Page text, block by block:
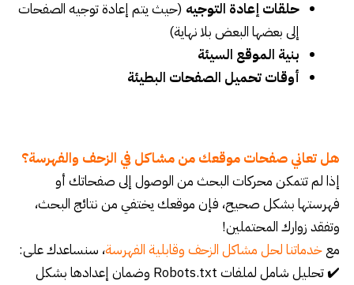
حلقات إعادة التوجيه (حيث يتم إعادة توجيه الصفحات
إلى بعضها البعض بلا نهاية)
بنية الموقع السيئة
أوقات تحميل الصفحات البطيئة
هل تعاني صفحات موقعك من مشاكل في الزحف والفهرسة؟
إذا لم تتمكن محركات البحث من الوصول إلى صفحاتك أو
فهرستها بشكل صحيح، فإن موقعك يختفي من نتائج البحث،
وتفقد زوارك المحتملين!
معخدماتنا لحل مشاكل الزحف وقابلية الفهرسة، سنساعدك على:
✔️ تحليل شامل لملفات Robots.txt وضمان إعدادها بشكل